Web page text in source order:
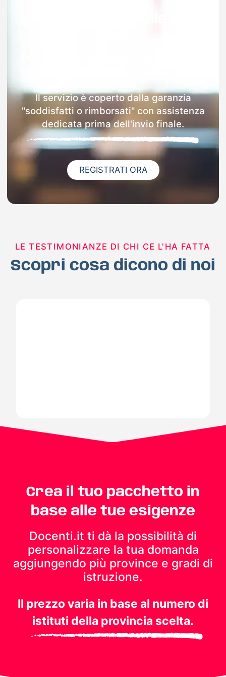
Il servizio è coperto dalla garanzia
"soddisfatti o rimborsati" con assistenza
dedicata prima dell'invio finale.
REGISTRATI ORA
LE TESTIMONIANZE DI CHI CE L'HA FATTA
Scopri cosa dicono di noi
Crea il tuo pacchetto in
base alle tue esigenze
Docenti.it ti dà la possibilità di
personalizzare la tua domanda
aggiungendo più province e gradi di
istruzione.
Il prezzo varia in base al numero di
istituti della provincia scelta.